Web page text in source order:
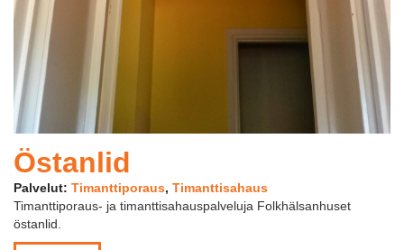
Östanlid
Palvelut: Timanttiporaus, Timanttisahaus
Timanttiporaus- ja timanttisahauspalveluja Folkhälsanhuset
östanlid.